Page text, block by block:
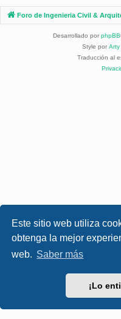
Este sitio web utiliza
obtenga la mejor
web. Saber más
¡Lo
Foro de Ingenieria Civil &
Desarrollado por phpBB
Style por Arty
Traducción al